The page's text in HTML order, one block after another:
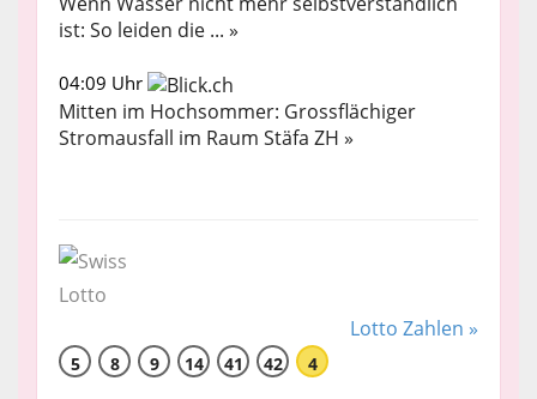
ist: So leiden die ... »
04:09 Uhr
Mitten im Hochsommer: Grossflächiger
Stromausfall im Raum Stäfa ZH »
Lotto Zahlen »
5 8 9 14 41 42 4